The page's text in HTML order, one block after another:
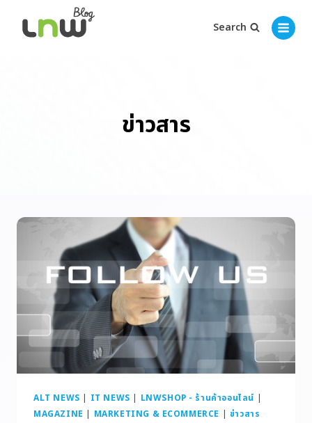
Search
ข่าวสาร
ALT NEWS | IT NEWS | LNWSHOP - ร้านค้าออนไลน์ |
MAGAZINE | MARKETING & ECOMMERCE | ข่าวสาร